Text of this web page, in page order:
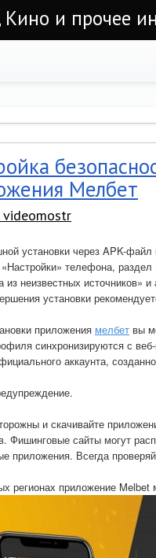
Кино и прочее
Мелбет
videomostr
установки через APK-
телефона,
из неизвестных источников»
установки
приложения мелбет вы
синхронизируются с
аккаунта,
и скачивайте
Фишинговые сайты могут
приложения. Всегда
регионах приложение